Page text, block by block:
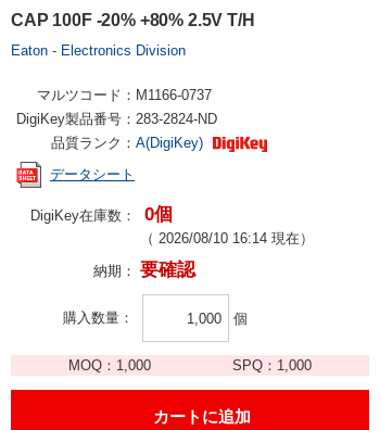
CAP 100F -20% +80% 2.5V T/H
Eaton - Electronics Division
マルツコード： M1166-0737
DigiKey製品番号： 283-2824-ND
品質ランク： A(DigiKey)
データシート
DigiKey在庫数： 0個
（ 2026/08/10 16:14 現在）
納期： 要確認
購入数量 個
MOQ： 1,000 SPQ： 1,000